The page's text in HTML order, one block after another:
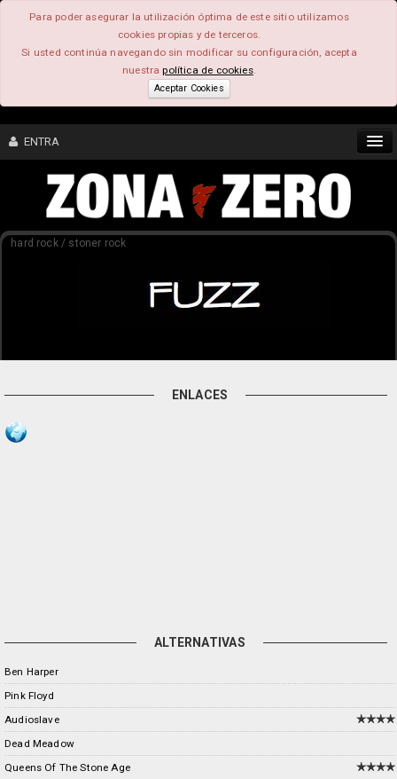
Para poder asegurar la utilización óptima de este sitio utilizamos
cookies propias y de terceros.
Si usted continúa navegando sin modificar su configuración, acepta
nuestrapolítica de cookies.
Aceptar Cookies
ENTRA
CONTENIDO
hard rock / stoner rock
ENLACES
ALTERNATIVAS
Ben Harper
Pink Floyd
Audioslave
Dead Meadow
Queens Of The Stone Age